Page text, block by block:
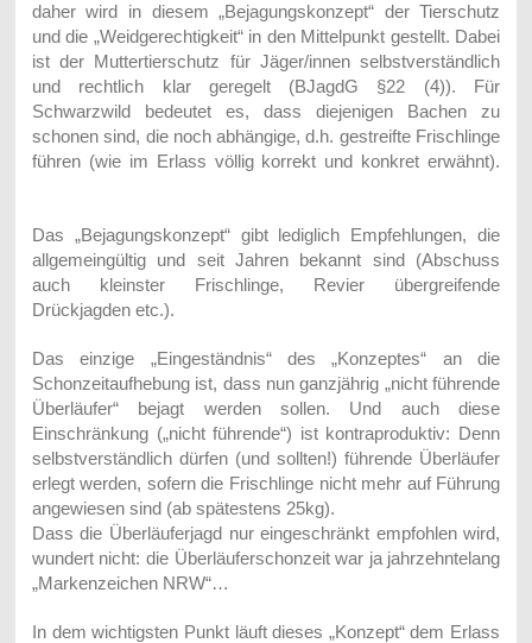
daher wird in diesem „Bejagungskonzept“ der Tierschutz
und die „Weidgerechtigkeit“ in den Mittelpunkt gestellt. Dabei
ist der Muttertierschutz für Jäger/innen selbstverständlich
und rechtlich klar geregelt (BJagdG §22 (4)). Für
Schwarzwild bedeutet es, dass diejenigen Bachen zu
schonen sind, die noch abhängige, d.h. gestreifte Frischlinge
führen (wie im Erlass völlig korrekt und konkret erwähnt).
Das „Bejagungskonzept“ gibt lediglich Empfehlungen, die
allgemeingültig und seit Jahren bekannt sind (Abschuss
auch kleinster Frischlinge, Revier übergreifende
Drückjagden etc.).
Das einzige „Eingeständnis“ des „Konzeptes“ an die
Schonzeitaufhebung ist, dass nun ganzjährig „nicht führende
Überläufer“ bejagt werden sollen. Und auch diese
Einschränkung („nicht führende“) ist kontraproduktiv: Denn
selbstverständlich dürfen (und sollten!) führende Überläufer
erlegt werden, sofern die Frischlinge nicht mehr auf Führung
angewiesen sind (ab spätestens 25kg).
Dass die Überläuferjagd nur eingeschränkt empfohlen wird,
wundert nicht: die Überläuferschonzeit war ja jahrzehntelang
„Markenzeichen NRW“…
In dem wichtigsten Punkt läuft dieses „Konzept“ dem Erlass